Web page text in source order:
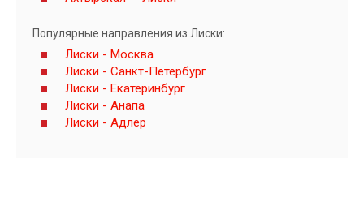
Популярные направления из Лиски:
Лиски - Москва
Лиски - Санкт-Петербург
Лиски - Екатеринбург
Лиски - Анапа
Лиски - Адлер